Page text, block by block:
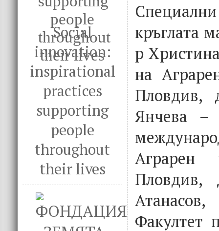
Social
innovation:
inspirational
practices
supporting
people
throughout
their lives
кръглата
р
на
Пловдив,
Янчева –
Аграрен
Факултет